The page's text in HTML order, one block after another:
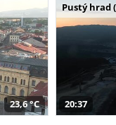
23,6 °C
Pustý hrad
20:37